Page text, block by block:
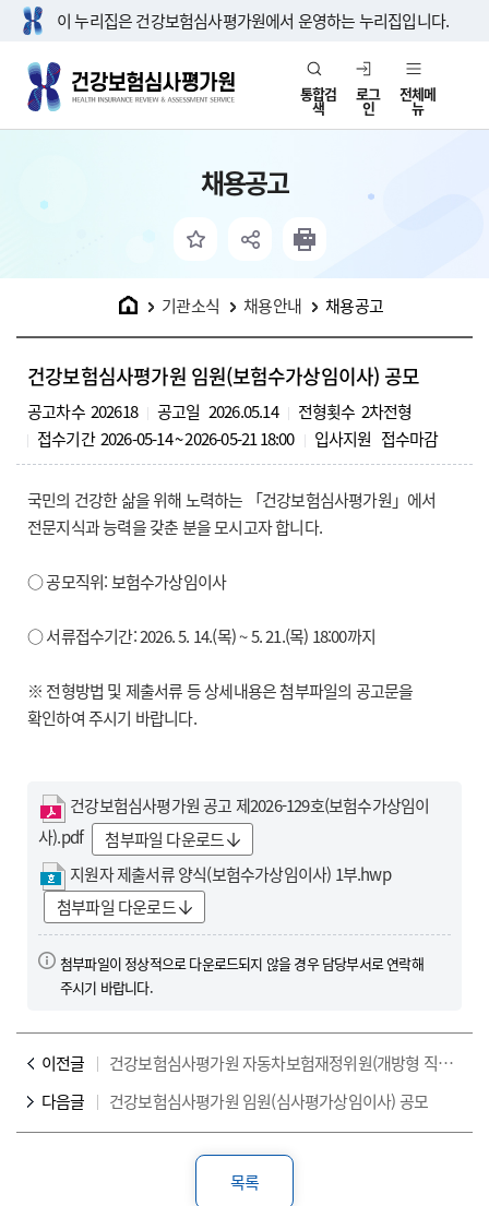
이 누리집은 건강보험심사평가원에서 운영하는 누리집입니다.
통합검
색
로그
인
전체메
뉴
채용공고
홈 기관소식 채용안내 채용공고
건강보험심사평가원 임원(보험수가상임이사) 공모
공고차수 202618 공고일 2026.05.14 전형횟수 2차전형
접수기간 2026-05-14 ~ 2026-05-21 18:00 입사지원 접수마감
국민의 건강한 삶을 위해 노력하는 「건강보험심사평가원」에서
전문지식과 능력을 갖춘 분을 모시고자 합니다.
○ 공모직위: 보험수가상임이사
○ 서류접수기간: 2026. 5. 14.(목) ~ 5. 21.(목) 18:00까지
※ 전형방법 및 제출서류 등 상세내용은 첨부파일의 공고문을
확인하여 주시기 바랍니다.
건강보험심사평가원 공고 제2026-129호(보험수가상임이
사).pdf
첨부파일 다운로드
지원자 제출서류 양식(보험수가상임이사) 1부.hwp
첨부파일 다운로드
첨부파일이 정상적으로 다운로드되지 않을 경우 담당부서로 연락해
주시기 바랍니다.
이전글
건강보험심사평가원 자동차보험재정위원(개방형 직위) 채용 공고
다음글
건강보험심사평가원 임원(심사평가상임이사) 공모
목록